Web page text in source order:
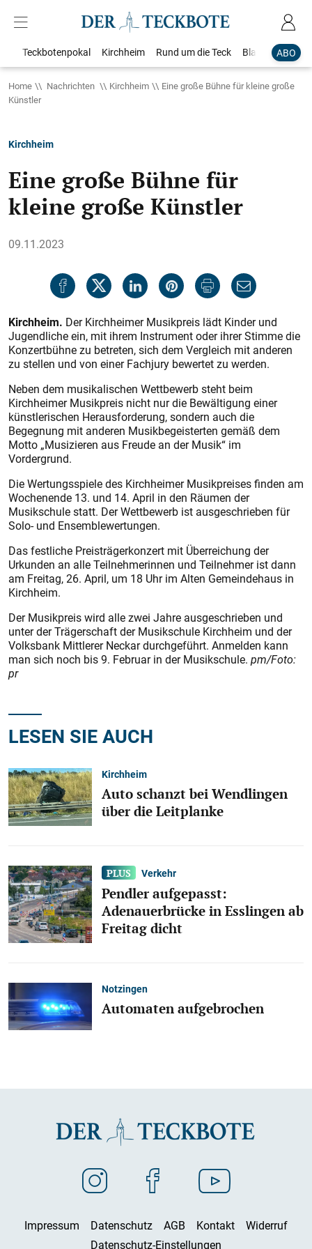
ABO
Teckbotenpokal Kirchheim Rund um die Teck Blaulicht
Home Nachrichten Kirchheim
Eine große Bühne für kleine große
Künstler
Kirchheim
Eine große Bühne für
kleine große Künstler
09.11.2023
Kirchheim. Der Kirchheimer Musikpreis lädt Kinder und
Jugendliche ein, mit ihrem Instrument oder ihrer Stimme die
Konzertbühne zu betreten, sich dem Vergleich mit anderen
zu stellen und von einer Fachjury bewertet zu werden.
Neben dem musikalischen Wettbewerb steht beim
Kirchheimer Musikpreis nicht nur die Bewältigung einer
künstlerischen Herausforderung, sondern auch die
Begegnung mit anderen Musikbegeisterten gemäß dem
Motto „Musizieren aus Freude an der Musik“ im
Vordergrund.
Die Wertungsspiele des Kirchheimer Musikpreises finden am
Wochenende 13. und 14. April in den Räumen der
Musikschule statt. Der Wettbewerb ist ausgeschrieben für
Solo- und Ensemblewertungen.
Das festliche Preisträgerkonzert mit Überreichung der
Urkunden an alle Teilnehmerinnen und Teilnehmer ist dann
am Freitag, 26. April, um 18 Uhr im Alten Gemeindehaus in
Kirchheim.
Der Musikpreis wird alle zwei Jahre ausgeschrieben und
unter der Trägerschaft der Musikschule Kirchheim und der
Volksbank Mittlerer Neckar durchgeführt. Anmelden kann
man sich noch bis 9. Februar in der Musikschule. pm/Foto:
pr
LESEN SIE AUCH
Kirchheim
Auto schanzt bei Wendlingen
über die Leitplanke
Verkehr
Pendler aufgepasst:
Adenauerbrücke in Esslingen ab
Freitag dicht
Notzingen
Automaten aufgebrochen
Impressum Datenschutz AGB Kontakt
Widerruf
Datenschutz-Einstellungen